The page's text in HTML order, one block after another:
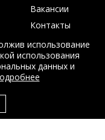
из меха и кожи
Вакансии
Контакты
использование
использования
данных и